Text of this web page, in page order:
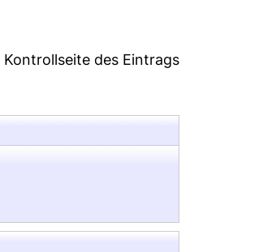
Kontrollseite des Eintrags